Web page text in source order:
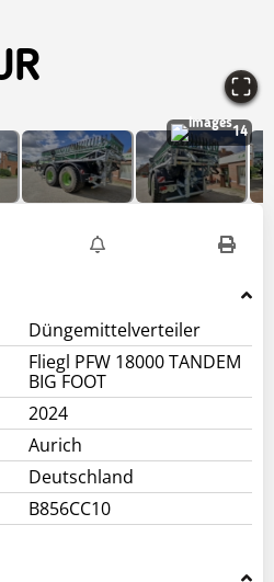
14
Düngemittelverteiler
Fliegl PFW 18000 TANDEM
BIG FOOT
2024
Aurich
Deutschland
B856CC10